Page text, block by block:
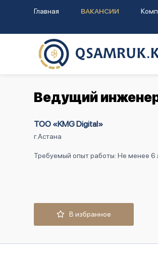
Главная ВАКАНСИИ
Ведущий
ТОО «KMG Digital»
г.Астана
Требуемый опыт работы: Не менее 6
В избранное